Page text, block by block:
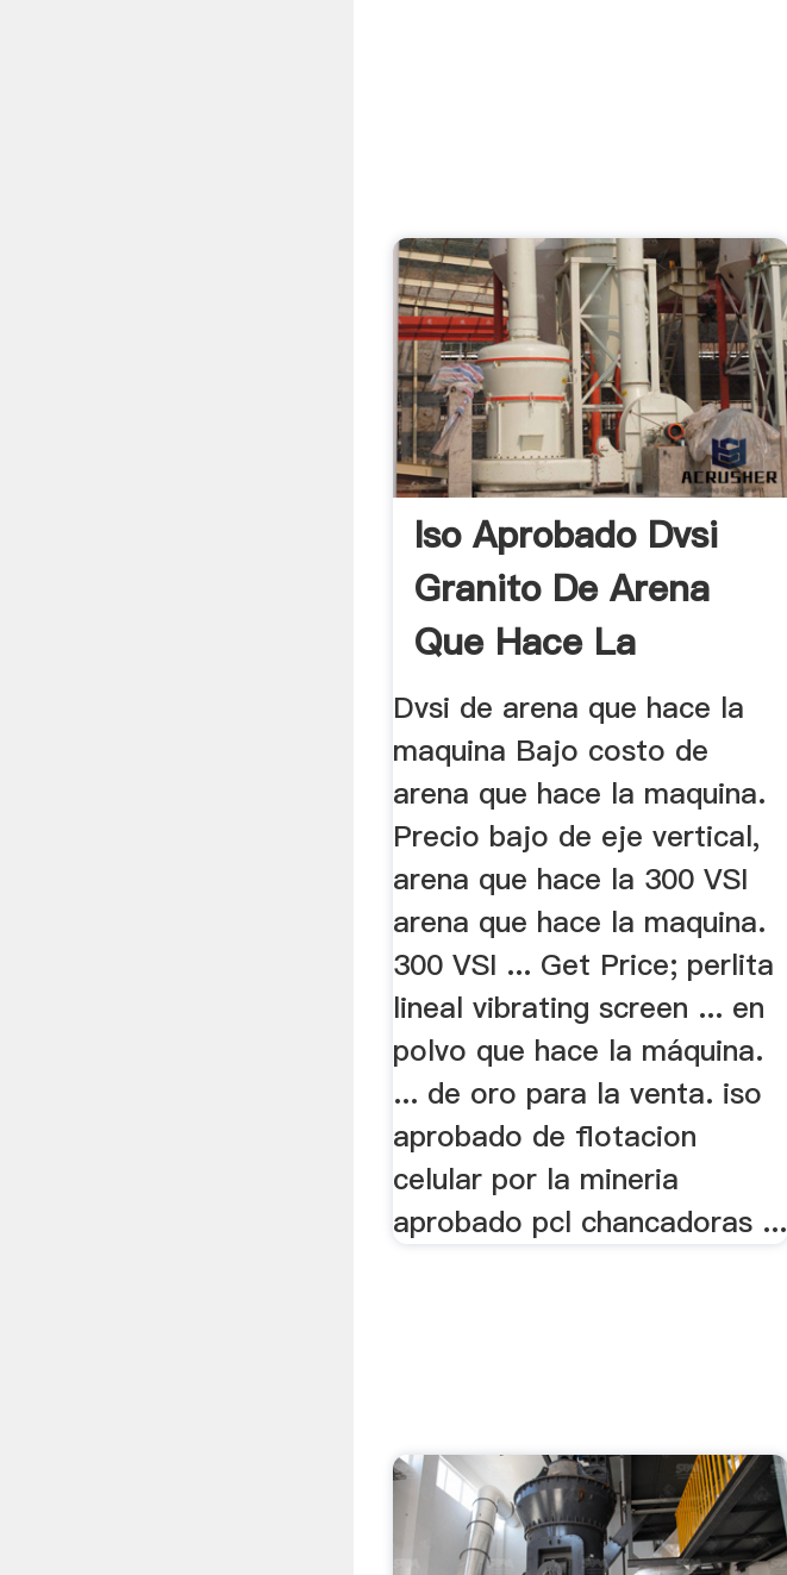
Iso Aprobado Dvsi
Granito De Arena
Que Hace La
Máquina
Dvsi de arena que hace la
maquina Bajo costo de
arena que hace la maquina.
Precio bajo de eje vertical,
arena que hace la 300 VSI
arena que hace la maquina.
300 VSI ... Get Price; perlita
lineal vibrating screen ... en
polvo que hace la máquina.
... de oro para la venta. iso
aprobado de flotacion
celular por la mineria
aprobado pcl chancadoras ...